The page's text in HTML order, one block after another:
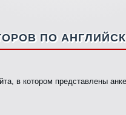
ПО
в котором представлены